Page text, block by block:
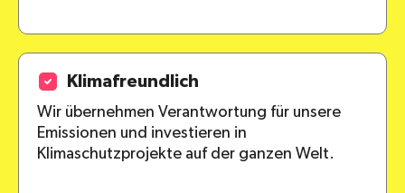
Klimafreundlich
Wir übernehmen Verantwortung für unsere
Emissionen und investieren in
Klimaschutzprojekte auf der ganzen Welt.